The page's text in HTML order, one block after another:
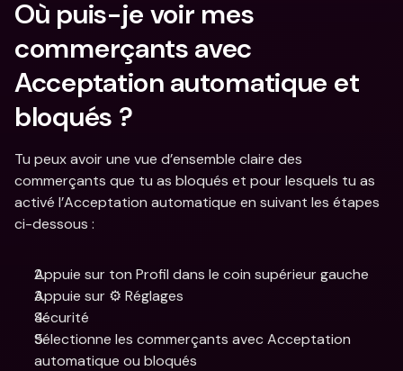
Où puis-je voir mes
commerçants avec
Acceptation automatique et
bloqués ?
Tu peux avoir une vue d’ensemble claire des
commerçants que tu as bloqués et pour lesquels tu as
activé l’Acceptation automatique en suivant les étapes
ci-dessous :
Appuie sur ton Profil dans le coin supérieur gauche
Appuie sur ⚙️ Réglages
Sécurité
Sélectionne les commerçants avec Acceptation
automatique ou bloqués